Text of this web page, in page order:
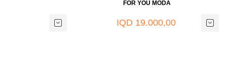
FOR YOU MODA
19.000,00 IQD